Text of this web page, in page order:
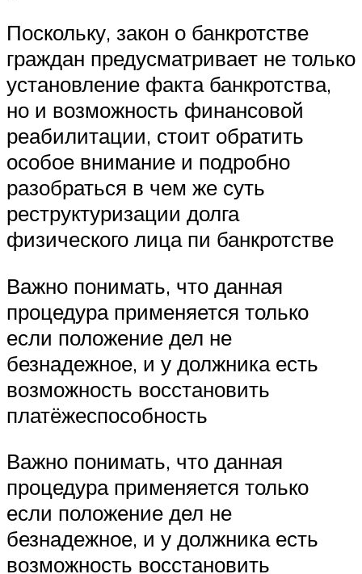
Поскольку, закон о банкротстве
граждан предусматривает не только
установление факта банкротства,
но и возможность финансовой
реабилитации, стоит обратить
особое внимание и подробно
разобраться в чем же суть
реструктуризации долга
физического лица пи банкротстве
Важно понимать, что данная
процедура применяется только
если положение дел не
безнадежное, и у должника есть
возможность восстановить
платёжеспособность
Важно понимать, что данная
процедура применяется только
если положение дел не
безнадежное, и у должника есть
возможность восстановить